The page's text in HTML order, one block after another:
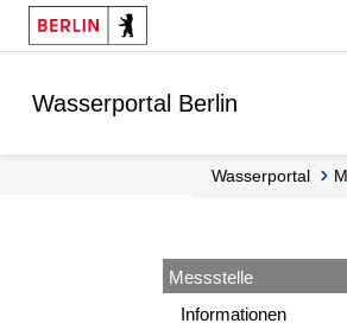
Springe zur Navigation
Springe zum Inhalt
Wasserportal Berlin
Wasserportal
Messstelle
Informationen